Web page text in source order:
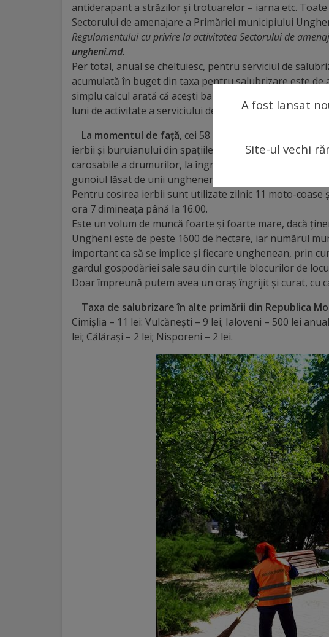
(harta
sculpturilor)
Monumente
arhitecturale
Personalități
marcante
Sportivi
performanță
Orașul
Galerie
antiderapant a străzilor și trotuarelor – iarna etc.
Sectorului de amenajare a Primăriei municipiului
Regulamentului cu privire la activitatea Sectorului de
ungheni.md.
Per total, anual se cheltuiesc, pentru serviciul de
acumulată în buget din taxa pentru salubrizare este de
simplu calcul arată că acești bani, acumulați din taxa
luni de activitate a serviciului de salubrizare.
La momentul de față, cei 58 de muncitori ai
ierbii și buruianului din spațiile publice ale
carosabile a drumurilor, la îngrijirea gazoanelor și
gunoiul lăsat de unii ungheneni iresponsabili în parcuri,
Pentru cosirea ierbii sunt utilizate zilnic 11 moto-
ora 7 dimineața până la 16.00.
Este un volum de muncă foarte și foarte mare, dacă
Ungheni este de peste 1600 de hectare, iar numărul
important ca să se implice și fiecare unghenean, prin
gardul gospodăriei sale sau din curțile blocurilor de
Doar împreună putem avea un oraș îngrijit și curat, cu
Taxa de salubrizare în alte primării din Republica
Cimișlia – 11 lei: Vulcănești – 9 lei; Ialoveni – 500 lei
lei; Călărași – 2 lei; Nisporeni – 2 lei.
A fost lansat
Site-ul vechi